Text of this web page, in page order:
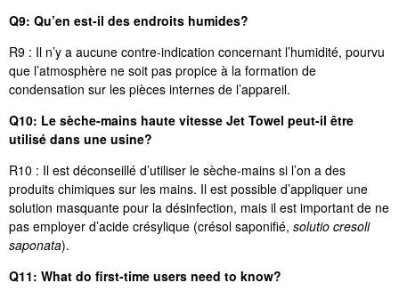
Q9: Qu’en est-il des endroits humides?
R9 : Il n’y a aucune contre-indication concernant l’humidité, pourvu
que l’atmosphère ne soit pas propice à la formation de
condensation sur les pièces internes de l’appareil.
Q10: Le sèche-mains haute vitesse Jet Towel peut-il être
utilisé dans une usine?
R10 : Il est déconseillé d’utiliser le sèche-mains si l’on a des
produits chimiques sur les mains. Il est possible d’appliquer une
solution masquante pour la désinfection, mais il est important de ne
pas employer d’acide crésylique (crésol saponifié, solutio cresoli
saponata).
Q11: What do first-time users need to know?